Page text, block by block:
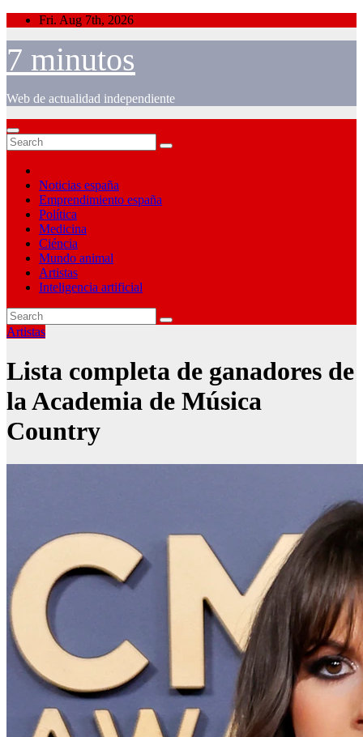
Skip
content
Fri. Aug 7th, 2026
7 minutos
Web de actualidad independiente
Noticias españa
Emprendimiento españa
Política
Medicina
Ciéncia
Mundo animal
Artistas
Inteligencia artificial
Artistas
Lista completa de ganadores de
la Academia de Música
Country